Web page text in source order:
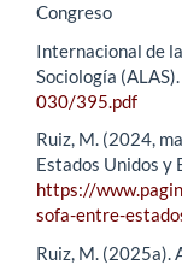
Congreso
Internacional de
Sociología (ALAS).
030/395.pdf
Ruiz, M. (2024,
Estados Unidos y
https://
sofa-entre-
Ruiz, M. (2025a).